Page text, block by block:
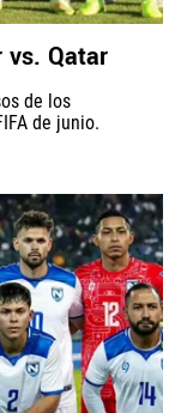
vs. Qatar
de los
de junio.